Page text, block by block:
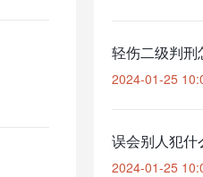
轻伤二级判刑
2024-01-25
误会别人犯什
2024-01-25